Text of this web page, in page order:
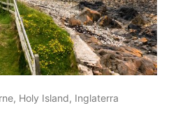
Holy Island, Inglaterra